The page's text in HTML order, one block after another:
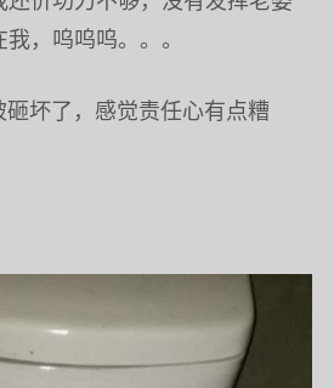
，呜呜呜。。。
坏了，感觉责任心有点糟